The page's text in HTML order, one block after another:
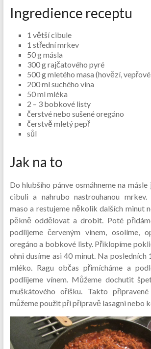
Ingredience receptu
1 větší cibule
1 střední mrkev
50 g másla
300 g rajčatového pyré
500 g mletého masa (hovězí,
200 ml suchého vína
50 ml mléka
2 – 3 bobkové listy
čerstvé nebo sušené oregáno
čerstvě mletý pepř
sůl
Jak na to
Do hlubšího pánve osmáhneme na másle
cibuli a nahrubo nastrouhanou mrkev.
maso a restujeme několik dalších minut
pěkně oddělovat a drobit. Poté
podlijeme červeným vínem, osolíme,
oregáno a bobkové listy. Přiklopíme
ohni dusíme asi 40 minut. Na posledních
mléko. Ragu občas přimícháme a
podlijeme vínem. Můžeme dochutit
muškátového oříšku. Takto
můžeme použit při přípravě lasagni nebo